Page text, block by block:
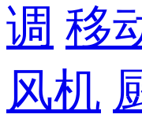
调 移
风机